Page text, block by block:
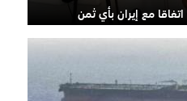
مع إيران بأي ثمن